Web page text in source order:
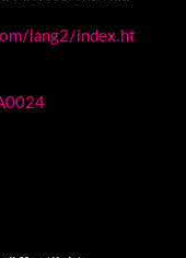
lang2/index.ht